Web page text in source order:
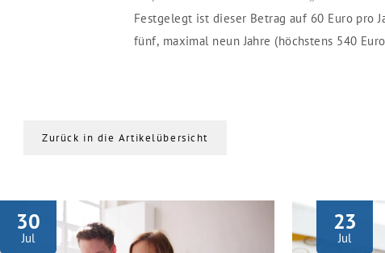
Festgelegt ist dieser Betrag auf 60 Euro pro
fünf, maximal neun Jahre (höchstens 540
Zurück in die Artikelübersicht
30
Jul
23
Jul